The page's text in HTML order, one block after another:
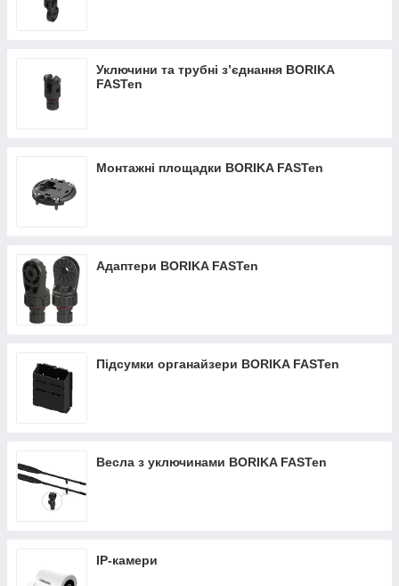
Уключини та трубні з’єднання BORIKA
FASTen
Монтажні площадки BORIKA FASTen
Адаптери BORIKA FASTen
Підсумки органайзери BORIKA FASTen
Весла з уключинами BORIKA FASTen
IP-камери